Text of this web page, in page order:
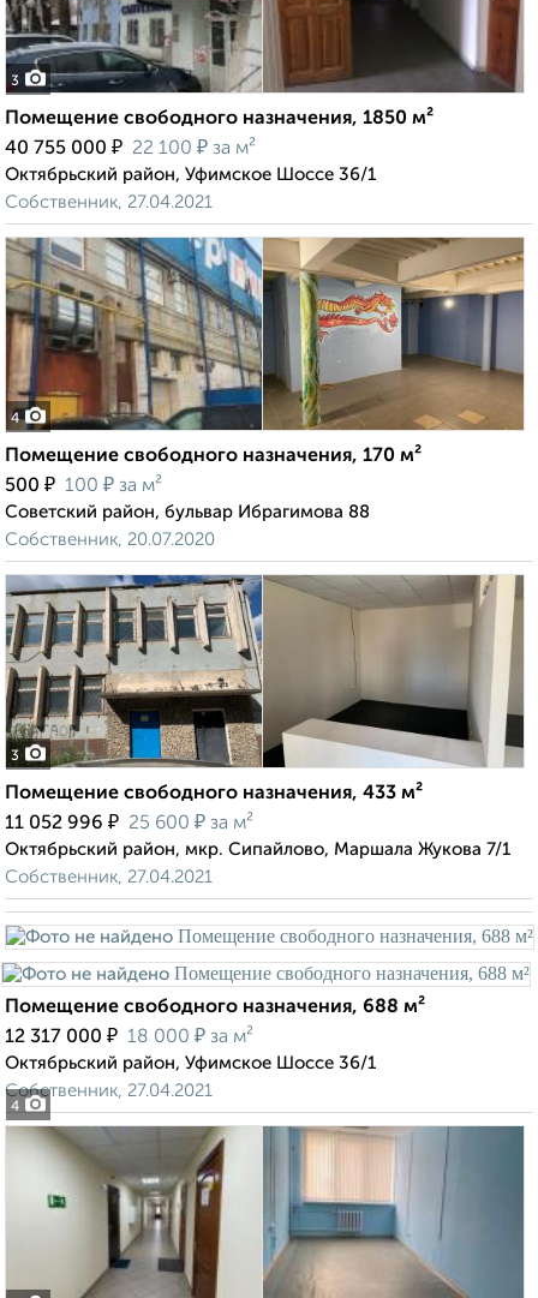
3
Помещение свободного назначения, 1850 м²
40 755 000 ₽ 22 100 ₽ за м²
Октябрьский район, Уфимское Шоссе 36/1
Собственник, 27.04.2021
4
Помещение свободного назначения, 170 м²
500 ₽ 100 ₽ за м²
Советский район, бульвар Ибрагимова 88
Собственник, 20.07.2020
3
Помещение свободного назначения, 433 м²
11 052 996 ₽ 25 600 ₽ за м²
Октябрьский район, мкр. Сипайлово, Маршала Жукова 7/1
Собственник, 27.04.2021
4
Помещение свободного назначения, 688 м²
12 317 000 ₽ 18 000 ₽ за м²
Октябрьский район, Уфимское Шоссе 36/1
Собственник, 27.04.2021